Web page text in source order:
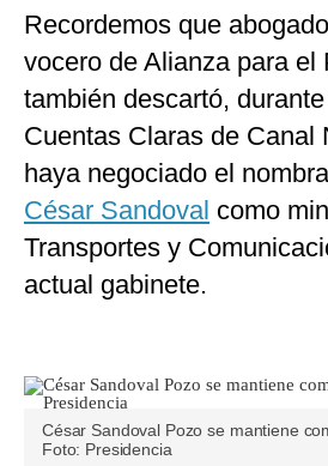
Recordemos que
vocero de Alianza para el
también descartó,
Cuentas Claras de Canal
haya negociado el
César Sandoval como
Transportes y
actual gabinete.
César Sandoval Pozo se mantiene
Foto: Presidencia